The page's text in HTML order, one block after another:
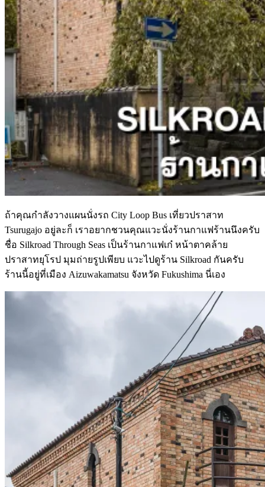
ถ้าคุณกำลังวางแผนนั่งรถ City Loop Bus เที่ยวปราสาท
Tsurugajo อยู่ละก็ เราอยากชวนคุณแวะนั่งร้านกาแฟร้านนึงครับ
ชื่อ Silkroad Through Seas เป็นร้านกาแฟเก๋ หน้าตาคล้าย
ปราสาทยุโรป มุมถ่ายรูปเพียบ แวะไปดูร้าน Silkroad กันครับ
ร้านนี้อยู่ที่เมือง Aizuwakamatsu จังหวัด Fukushima นี่เอง